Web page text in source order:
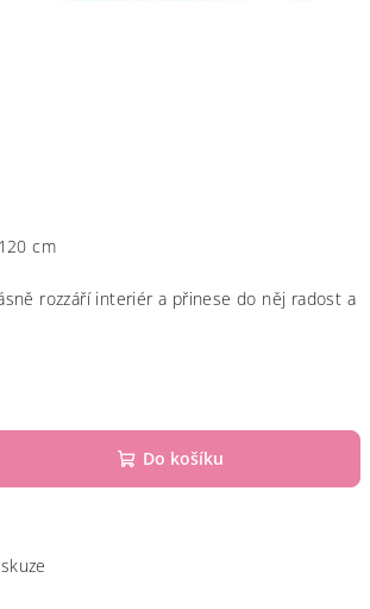
cm
rozzáří interiér a přinese do něj radost a
Do košíku